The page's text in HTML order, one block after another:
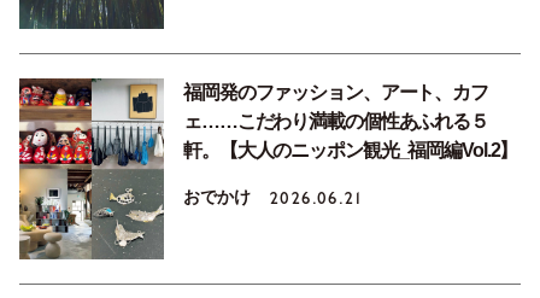
福岡発のファッション、アート、カフ
ェ……こだわり満載の個性あふれる５
軒。【大人のニッポン観光_福岡編Vol.2】
おでかけ 2026.06.21